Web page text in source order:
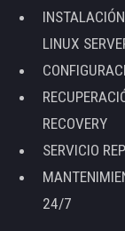
LINUX
RECOVERY
SERVICIO
24/7